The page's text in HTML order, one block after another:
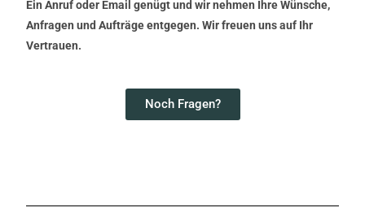
Ein Anruf oder Email genügt und wir nehmen Ihre Wünsche,
Anfragen und Aufträge entgegen. Wir freuen uns auf Ihr
Vertrauen.
Noch Fragen?